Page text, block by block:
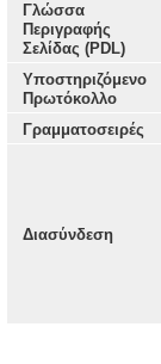
Γλώσσα
Περιγραφής
Σελίδας (PDL)
Υποστηριζόμενο
Πρωτόκολλο
Γραμματοσειρές
Διασύνδεση